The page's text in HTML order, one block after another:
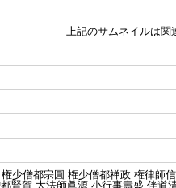
上記のサムネイルは関
少僧都宗圓 権少僧都禅政 権律師
賢賀 大法師眞源 小行事壽盛 伴道